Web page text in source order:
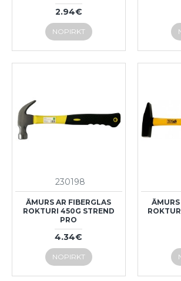
2.94€
NOPIRKT
230198
ĀMURS AR FIBERGLAS
ROKTURI 450G STREND
PRO
4.34€
NOPIRKT